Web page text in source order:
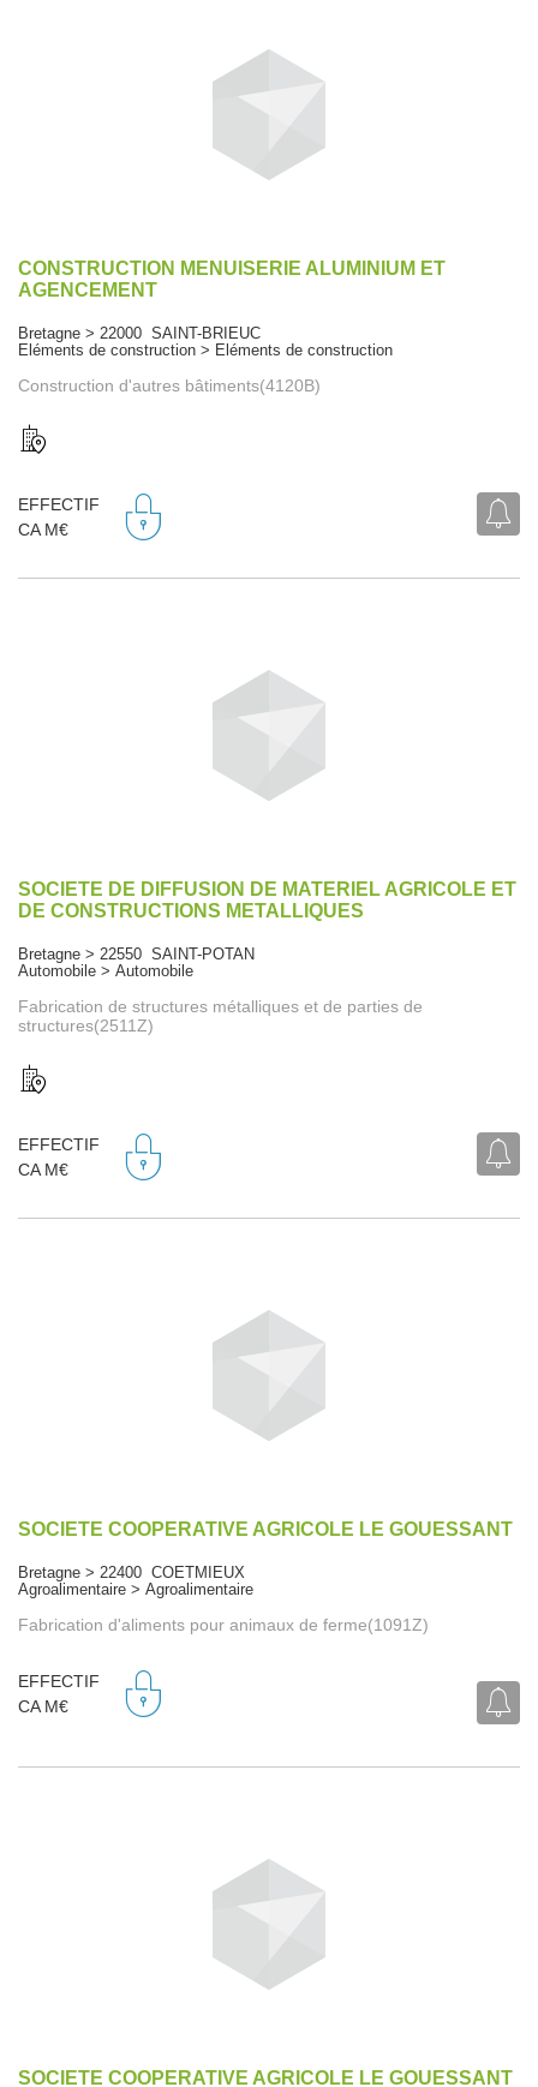
CONSTRUCTION MENUISERIE ALUMINIUM ET
AGENCEMENT
Bretagne > 22000 SAINT-BRIEUC
Eléments de construction > Eléments de construction
Construction d'autres bâtiments(4120B)
EFFECTIF
CA M€
SOCIETE DE DIFFUSION DE MATERIEL AGRICOLE ET
DE CONSTRUCTIONS METALLIQUES
Bretagne > 22550 SAINT-POTAN
Automobile > Automobile
Fabrication de structures métalliques et de parties de
structures(2511Z)
EFFECTIF
CA M€
SOCIETE COOPERATIVE AGRICOLE LE GOUESSANT
Bretagne > 22400 COETMIEUX
Agroalimentaire > Agroalimentaire
Fabrication d'aliments pour animaux de ferme(1091Z)
EFFECTIF
CA M€
SOCIETE COOPERATIVE AGRICOLE LE GOUESSANT